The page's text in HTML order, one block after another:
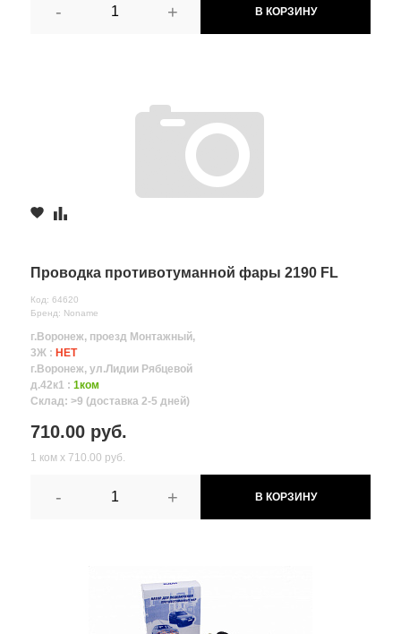
- + В КОРЗИНУ
Проводка противотуманной фары 2190 FL
Код: 64620
Бренд: Noname
г.Воронеж, проезд Монтажный,
3Ж : НЕТ
г.Воронеж, ул.Лидии Рябцевой
д.42к1 : 1ком
Склад: >9 (доставка 2-5 дней)
710.00 руб.
1 ком х 710.00 руб.
- + В КОРЗИНУ